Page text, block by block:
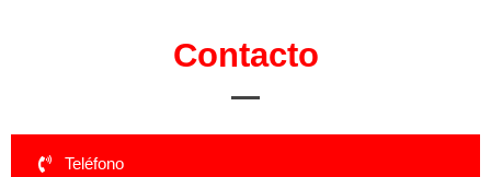
Contacto
Teléfono